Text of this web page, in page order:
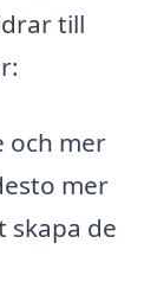
till
och mer
mer
skapa de